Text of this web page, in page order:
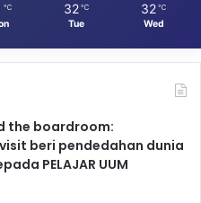
℃ 32 ℃
Tue
32 ℃
Wed
the boardroom:
beri pendedahan dunia
PELAJAR UUM